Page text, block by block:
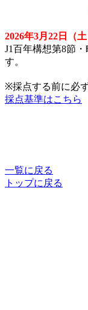
2026年3月22日（
J1百年構想第8節
す。
※採点する前に必
採点基準はこちら
一覧に戻る
トップに戻る